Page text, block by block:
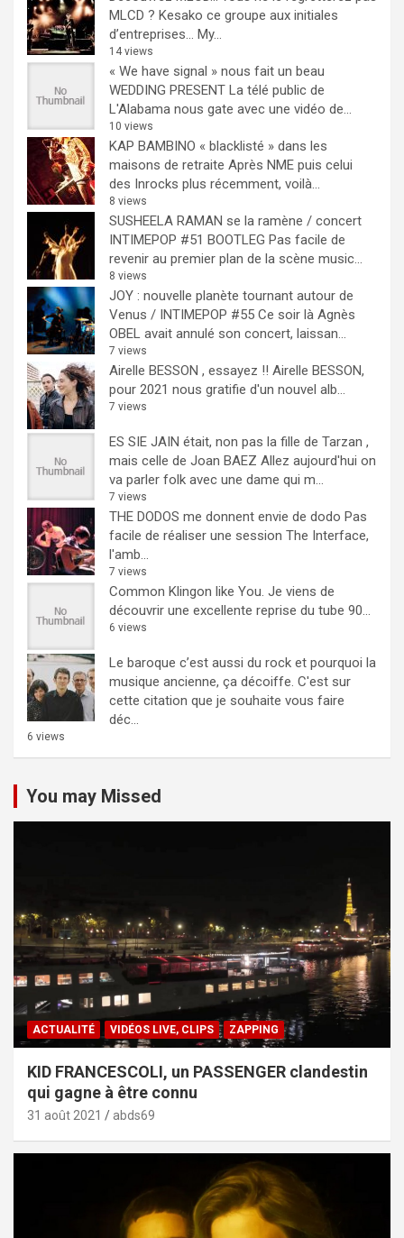
MLCD ? Kesako ce groupe aux initiales
d’entreprises… My...
14 views
« We have signal » nous fait un beau
WEDDING PRESENT La télé public de
L'Alabama nous gate avec une vidéo de...
10 views
KAP BAMBINO « blacklisté » dans les
maisons de retraite Après NME puis celui
des Inrocks plus récemment, voilà...
8 views
SUSHEELA RAMAN se la ramène / concert
INTIMEPOP #51 BOOTLEG Pas facile de
revenir au premier plan de la scène music...
8 views
JOY : nouvelle planète tournant autour de
Venus / INTIMEPOP #55 Ce soir là Agnès
OBEL avait annulé son concert, laissan...
7 views
Airelle BESSON , essayez !! Airelle BESSON,
pour 2021 nous gratifie d'un nouvel alb...
7 views
ES SIE JAIN était, non pas la fille de Tarzan ,
mais celle de Joan BAEZ Allez aujourd'hui on
va parler folk avec une dame qui m...
7 views
THE DODOS me donnent envie de dodo Pas
facile de réaliser une session The Interface,
l'amb...
7 views
Common Klingon like You. Je viens de
découvrir une excellente reprise du tube 90...
6 views
Le baroque c’est aussi du rock et pourquoi la
musique ancienne, ça décoiffe. C'est sur
cette citation que je souhaite vous faire
déc...
6 views
You may Missed
ACTUALITÉ VIDÉOS LIVE, CLIPS ZAPPING
KID FRANCESCOLI, un PASSENGER clandestin
qui gagne à être connu
31 août 2021 abds69